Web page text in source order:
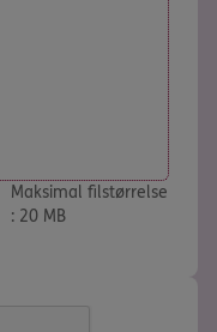
Maksimal filstørrelse
: 20 MB